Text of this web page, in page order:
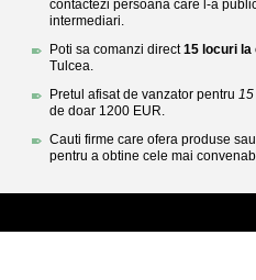
contactezi persoana care l-a
intermediari.
Poti sa comanzi direct15 locuri
Tulcea.
Pretul afisat de vanzator pentru 15
de doar 1200 EUR.
Cauti firme care ofera produse
pentru a obtine cele mai